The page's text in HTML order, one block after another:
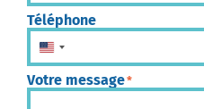
Téléphone
États-Unis +1
Votre message*